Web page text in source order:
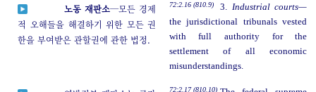
노동 재판소─모든 경제
적 오해들을 해결하기 위한 모든 권
한을 부여받은 관할권에 관한 법정.
72:2.16 (810.9) 3. Industrial courts—
the jurisdictional tribunals vested
with full authority for the
settlement of all economic
misunderstandings.
72:2.17 (810.10)